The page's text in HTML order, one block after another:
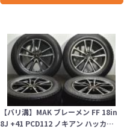
【バリ溝】MAK ブレーメン FF 18in
8J +41 PCD112 ノキアン ハッカ…